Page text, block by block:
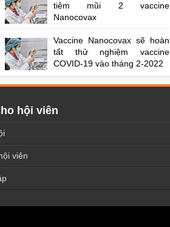
tiêm mũi 2 vaccine
Nanocovax
Vaccine Nanocovax sẽ hoàn
tất thử nghiệm vaccine
COVID-19 vào tháng 2-2022
hội viên
viên